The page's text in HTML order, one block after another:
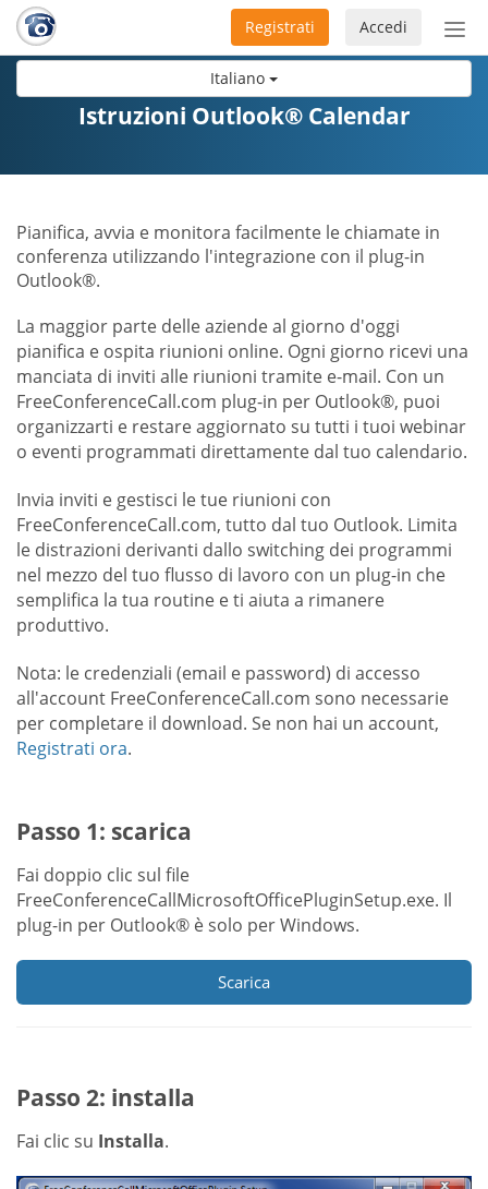
Italiano
Accedi
Registrati
Istruzioni Outlook® Calendar
Pianifica, avvia e monitora facilmente le chiamate in
conferenza utilizzando l'integrazione con il plug-in
Outlook®.
La maggior parte delle aziende al giorno d'oggi
pianifica e ospita riunioni online. Ogni giorno ricevi una
manciata di inviti alle riunioni tramite e-mail. Con un
FreeConferenceCall.com plug-in per Outlook®, puoi
organizzarti e restare aggiornato su tutti i tuoi webinar
o eventi programmati direttamente dal tuo calendario.
Invia inviti e gestisci le tue riunioni con
FreeConferenceCall.com, tutto dal tuo Outlook. Limita
le distrazioni derivanti dallo switching dei programmi
nel mezzo del tuo flusso di lavoro con un plug-in che
semplifica la tua routine e ti aiuta a rimanere
produttivo.
Nota: le credenziali (email e password) di accesso
all'account FreeConferenceCall.com sono necessarie
per completare il download. Se non hai un account,
Registrati ora.
Passo 1: scarica
Fai doppio clic sul file
FreeConferenceCallMicrosoftOfficePluginSetup.exe. Il
plug-in per Outlook® è solo per Windows.
Scarica
Passo 2: installa
Fai clic su Installa.